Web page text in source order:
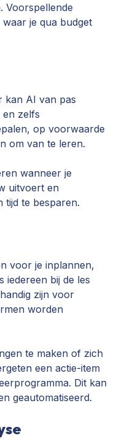
Voorspellende
je qua budget
kan AI van pas
zelfs
op voorwaarde
om van te leren.
wanneer je
uitvoert en
tijd te besparen.
voor je inplannen,
iedereen bij de les
zijn voor
worden
te maken of zich
een actie-item
Dit kan
geautomatiseerd.